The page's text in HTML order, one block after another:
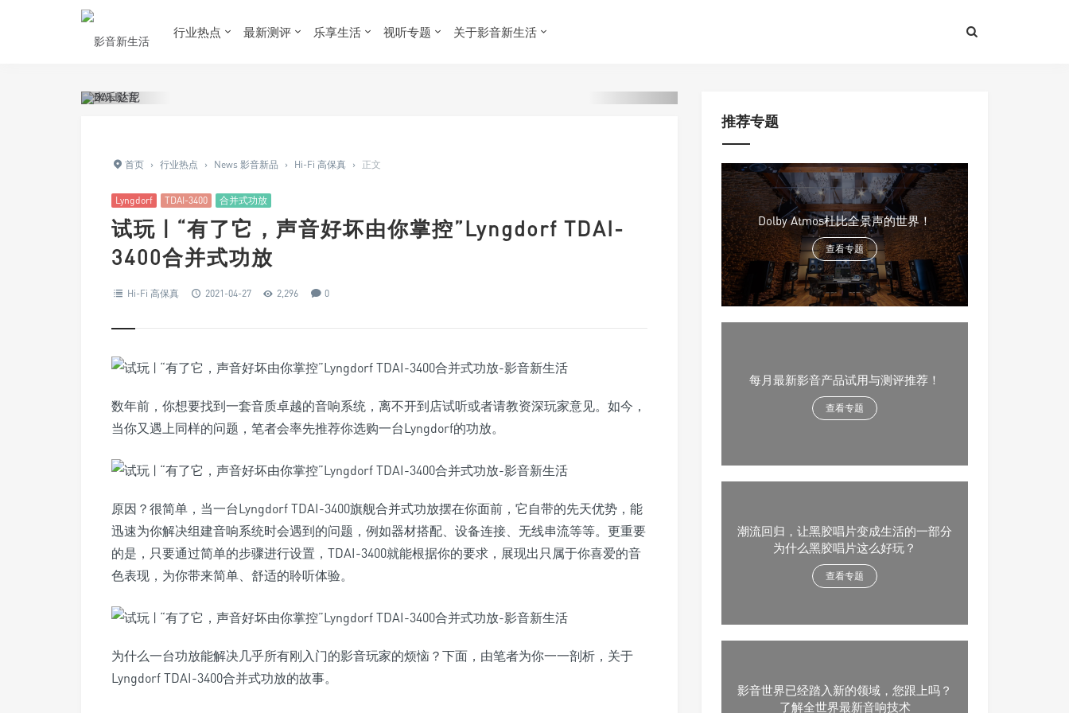
行业热点 最新测评 乐享生活 视听专题 关于影音新生活
首页 › 行业热点 › News 影音新品 › Hi-Fi 高保真 › 正文
Lyngdorf TDAI-3400 合并式功放
试玩 | “有了它，声音好坏由你掌控”Lyngdorf TDAI-
3400合并式功放
Hi-Fi 高保真 2021-04-27 2,296 0
数年前，你想要找到一套音质卓越的音响系统，离不开到店试听或者请教资深玩家意见。如今，
当你又遇上同样的问题，笔者会率先推荐你选购一台Lyngdorf的功放。
原因？很简单，当一台Lyngdorf TDAI-3400旗舰合并式功放摆在你面前，它自带的先天优势，能
迅速为你解决组建音响系统时会遇到的问题，例如器材搭配、设备连接、无线串流等等。更重要
的是，只要通过简单的步骤进行设置，TDAI-3400就能根据你的要求，展现出只属于你喜爱的音
色表现，为你带来简单、舒适的聆听体验。
为什么一台功放能解决几乎所有刚入门的影音玩家的烦恼？下面，由笔者为你一一剖析，关于
Lyngdorf TDAI-3400合并式功放的故事。
推荐专题
Dolby Atmos杜比全景声的世界！
查看专题
每月最新影音产品试用与测评推荐！
查看专题
潮流回归，让黑胶唱片变成生活的一部分
为什么黑胶唱片这么好玩？
查看专题
影音世界已经踏入新的领域，您跟上吗？
了解全世界最新音响技术